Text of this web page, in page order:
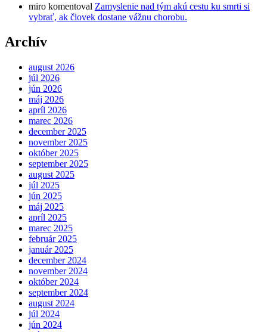
miro komentoval Zamyslenie nad tým akú cestu ku smrti si
vybrať, ak človek dostane vážnu chorobu.
Archív
august 2026
júl 2026
jún 2026
máj 2026
apríl 2026
marec 2026
december 2025
november 2025
október 2025
september 2025
august 2025
júl 2025
jún 2025
máj 2025
apríl 2025
marec 2025
február 2025
január 2025
december 2024
november 2024
október 2024
september 2024
august 2024
júl 2024
jún 2024